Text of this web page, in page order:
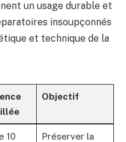
un usage durable et
insoupçonnés
et technique de la
Objectif
10
Préserver la